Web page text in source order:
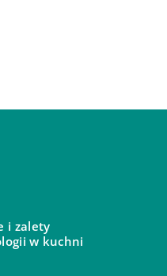
i zalety
w kuchni